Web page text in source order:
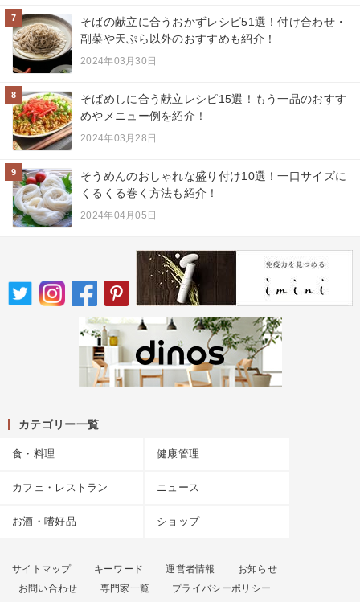
7
そばの献立に合うおかずレシピ51選！付け合わせ・
副菜や天ぷら以外のおすすめも紹介！
2024年03月30日
8
そばめしに合う献立レシピ15選！もう一品のおすす
めやメニュー例を紹介！
2024年03月28日
9
そうめんのおしゃれな盛り付け10選！一口サイズに
くるくる巻く方法も紹介！
2024年04月05日
カテゴリー一覧
食・料理 健康管理
カフェ・レストラン ニュース
お酒・嗜好品 ショップ
サイトマップ キーワード 運営者情報
お知らせ
お問い合わせ
専門家一覧 プライバシーポリシー